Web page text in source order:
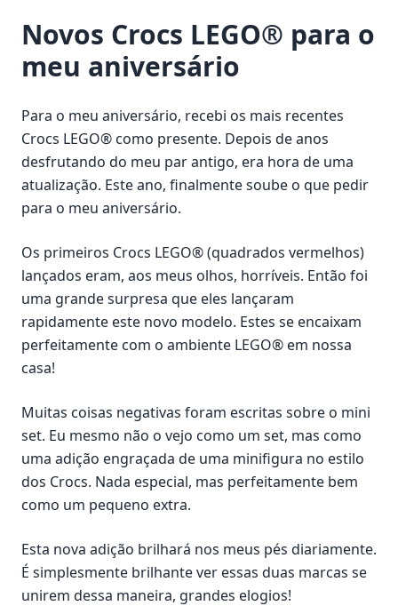
Novos Crocs LEGO® para o
meu aniversário
Para o meu aniversário, recebi os mais recentes
Crocs LEGO® como presente. Depois de anos
desfrutando do meu par antigo, era hora de uma
atualização. Este ano, finalmente soube o que pedir
para o meu aniversário.
Os primeiros Crocs LEGO® (quadrados vermelhos)
lançados eram, aos meus olhos, horríveis. Então foi
uma grande surpresa que eles lançaram
rapidamente este novo modelo. Estes se encaixam
perfeitamente com o ambiente LEGO® em nossa
casa!
Muitas coisas negativas foram escritas sobre o mini
set. Eu mesmo não o vejo como um set, mas como
uma adição engraçada de uma minifigura no estilo
dos Crocs. Nada especial, mas perfeitamente bem
como um pequeno extra.
Esta nova adição brilhará nos meus pés diariamente.
É simplesmente brilhante ver essas duas marcas se
unirem dessa maneira, grandes elogios!